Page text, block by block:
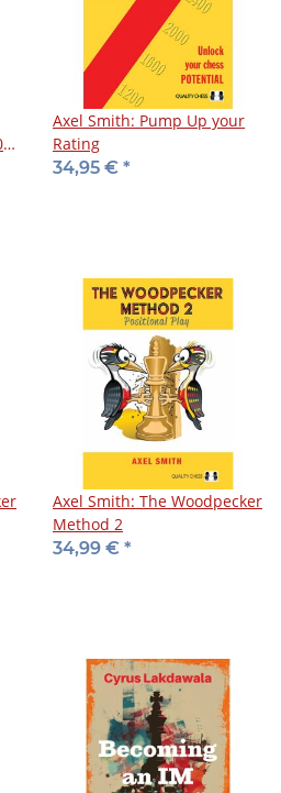
-
Axel Smith: Pump Up your
Rating
34,95 € *
Axel Smith: The Woodpecker
Method 2
34,99 € *